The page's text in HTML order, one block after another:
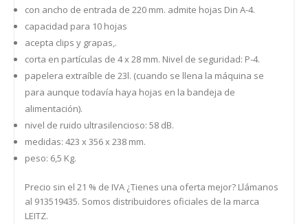
con ancho de entrada de 220 mm. admite hojas Din A-4.
capacidad para 10 hojas
acepta clips y grapas,.
corta en partículas de 4 x 28 mm. Nivel de seguridad: P-4.
papelera extraíble de 23l. (cuando se llena la máquina se
para aunque todavía haya hojas en la bandeja de
alimentación).
nivel de ruido ultrasilencioso: 58 dB.
medidas: 423 x 356 x 238 mm.
peso: 6,5 Kg.
Precio sin el 21 % de IVA ¿Tienes una oferta mejor? Llámanos
al 913519435. Somos distribuidores oficiales de la marca
LEITZ.